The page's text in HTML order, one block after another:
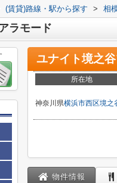
(賃貸)路線・駅から探す > 相
ラモード
ユナイト境之
所在地
神奈川県横浜市西区境之
物件情報